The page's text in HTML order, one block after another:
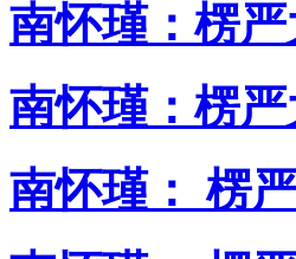
南怀瑾：楞
南怀瑾：楞
南怀瑾： 楞